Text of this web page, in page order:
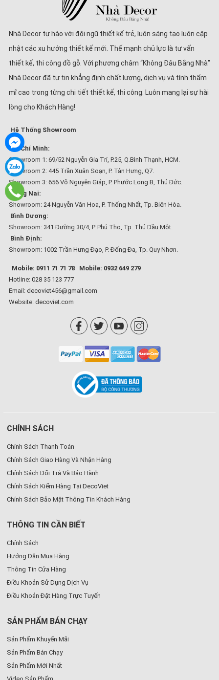
Nhà Decor tự hào với đội ngũ thiết kế trẻ, luôn sáng tạo luôn cập
nhật các xu hướng thiết kế mới. Thế mạnh chủ lực là tư vấn
thiết kế, thi công đồ gỗ. Với phương châm “Không Đâu Bằng Nhà”
Nhà Decor đã tự tin khẳng định chất lượng, dịch vụ và tính thẩm
mĩ cao trong từng chi tiết thiết kế, thi công. Luôn mang lại sự hài
lòng cho Khách Hàng!
Hệ Thống Showroom
Hồ Chí Minh:
Showroom 1: 69/52 Nguyễn Gia Trí, P.25, Q.Bình Thạnh, HCM.
Showroom 2: 445 Trần Xuân Soạn, P. Tân Hưng, Q7.
Showroom 3: 656 Võ Nguyên Giáp, P. Phước Long B, Thủ Đức.
Đồng Nai:
Showroom: 24 Nguyễn Văn Hoa, P. Thống Nhất, Tp. Biên Hòa.
Bình Dương:
Showroom: 341 Đường 30/4, P. Phú Thọ, Tp. Thủ Dầu Một.
Bình Định:
Showroom: 1002 Trần Hưng Đạo, P. Đống Đa, Tp. Quy Nhơn.
Mobile: 0911 71 71 78
Mobile: 0932 649 279
Hotline: 028 35 123 777
Email: decoviet456@gmail.com
Website: decoviet.com
CHÍNH SÁCH
Chính Sách Thanh Toán
Chính Sách Giao Hàng Và Nhận Hàng
Chính Sách Đổi Trả Và Bảo Hành
Chính Sách Kiểm Hàng Tại DecoViet
Chính Sách Bảo Mật Thông Tin Khách Hàng
THÔNG TIN CẦN BIẾT
Chính Sách
Hướng Dẫn Mua Hàng
Thông Tin Cửa Hàng
Điều Khoản Sử Dụng Dịch Vụ
Điều Khoản Đặt Hàng Trực Tuyến
SẢN PHẨM BÁN CHẠY
Sản Phẩm Khuyến Mãi
Sản Phẩm Bán Chạy
Sản Phẩm Mới Nhất